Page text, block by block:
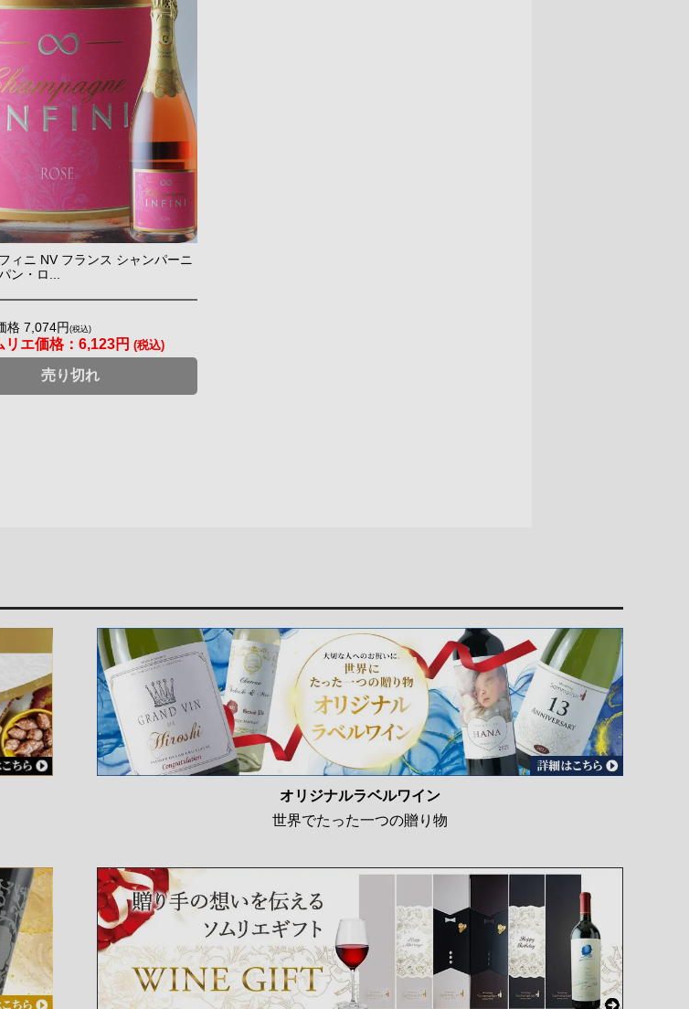
ィニ NV フランス シャンパーニ
ン・ロ...
格 7,074円(税込)
リエ価格：6,123円 (税込)
売り切れ
オリジナルラベルワイン
世界でたった一つの贈り物